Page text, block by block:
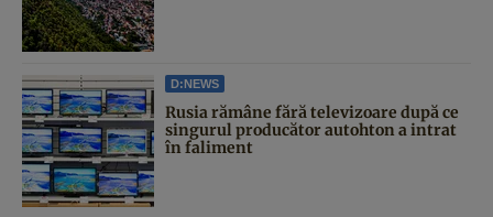
D:NEWS
Rusia rămâne fără televizoare după ce
singurul producător autohton a intrat
în faliment